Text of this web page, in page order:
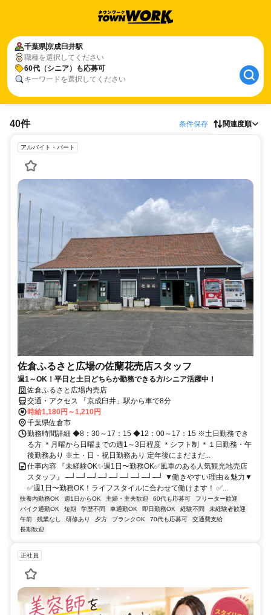
千葉県京成臼井駅
職種を選択してください
60代（シニア）も応募可
キーワードを選択してください
40件 条件保存 関連度順
アルバイト・パート
佐倉ふるさと広場の佐蘭花売店スタッフ
週1～OK！平日と土日どちらか勤務できる方/シニア活躍中！
佐倉ふるさと広場内売店
交通・アクセス 「京成臼井」駅から車で8分
時給1,180円～1,210円
千葉県佐倉市
勤務時間詳細 ◆8：30～17：15 ◆12：00～17：15 ※土日勤務でき
る方 ＊月曜から日曜までの週1～3日程度 ＊シフト制 ＊１日勤務・午
後勤務あり ※土・日・祝日勤務あり 定年後にまだまだ...
仕事内容 『未経験OK✨週1日〜勤務OK✅風車のある人気観光地売店
スタッフ』 ─┘─┘─┘─┘─┘─┘─┘─┘─┘ ▼働きやすい理由＆魅力▼
✅週1日〜勤務OK！ライフスタイルに合わせて働けます！ ✅...
扶養内勤務OK 週1日からOK 主婦・主夫歓迎 60代も応募可
フリーター歓迎
バイク通勤OK
短期 学歴不問 車通勤OK 即日勤務OK 経験不問
未経験者歓迎
午前
残業なし 研修あり 夕方 ブランクOK 70代も応募可
交通費支給
長期歓迎
正社員